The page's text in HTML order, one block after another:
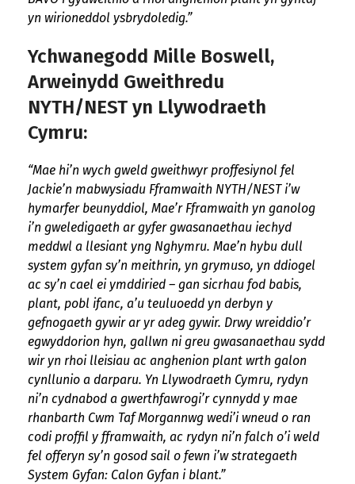
yn wirioneddol ysbrydoledig.”
Ychwanegodd Mille Boswell,
Arweinydd Gweithredu
NYTH/NEST yn Llywodraeth
Cymru:
“Mae hi’n wych gweld gweithwyr proffesiynol fel
Jackie’n mabwysiadu Fframwaith NYTH/NEST i’w
hymarfer beunyddiol, Mae’r Fframwaith yn ganolog
i’n gweledigaeth ar gyfer gwasanaethau iechyd
meddwl a llesiant yng Nghymru. Mae’n hybu dull
system gyfan sy’n meithrin, yn grymuso, yn ddiogel
ac sy’n cael ei ymddiried – gan sicrhau fod babis,
plant, pobl ifanc, a’u teuluoedd yn derbyn y
gefnogaeth gywir ar yr adeg gywir. Drwy wreiddio’r
egwyddorion hyn, gallwn ni greu gwasanaethau sydd
wir yn rhoi lleisiau ac anghenion plant wrth galon
cynllunio a darparu. Yn Llywodraeth Cymru, rydyn
ni’n cydnabod a gwerthfawrogi’r cynnydd y mae
rhanbarth Cwm Taf Morgannwg wedi’i wneud o ran
codi proffil y fframwaith, ac rydyn ni’n falch o’i weld
fel offeryn sy’n gosod sail o fewn i’w strategaeth
System Gyfan: Calon Gyfan i blant.”